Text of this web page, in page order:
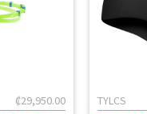
₡29,950.00 TYLCS